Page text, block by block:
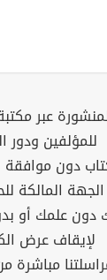
عبر
للمؤلفين ودور
دون
الجهة المالكة
دون علمك أو
لإيقاف عرض
مباشرة